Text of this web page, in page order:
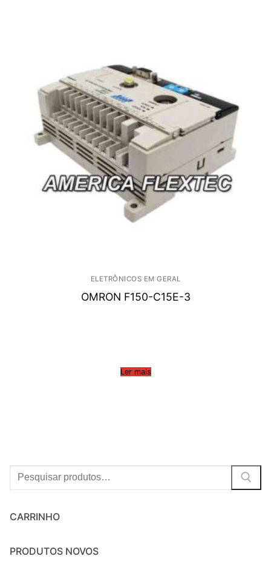
ELETRÔNICOS EM GERAL
OMRON F150-C15E-3
Ler mais
Procurar:
CARRINHO
PRODUTOS NOVOS